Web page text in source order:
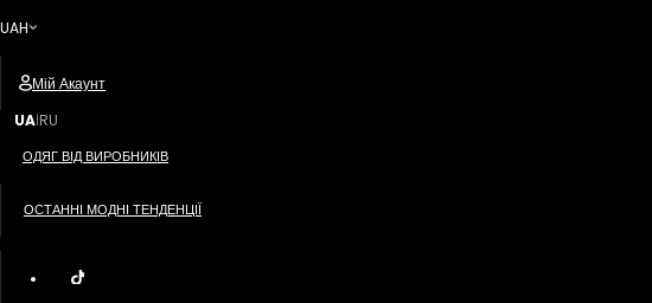
UAH
Мій Акаунт
UA|RU
ОДЯГ ВІД ВИРОБНИКІВ
ОСТАННІ МОДНІ ТЕНДЕНЦІЇ